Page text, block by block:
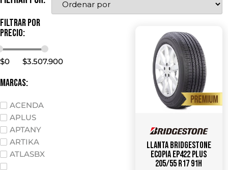
Filtrar por
precio:
$0 $3.507.900
marcas:
ACENDA
APLUS
APTANY
ARTIKA
ATLASBX
Llanta Bridgestone
Ecopia EP422 Plus
205/55 R17 91H